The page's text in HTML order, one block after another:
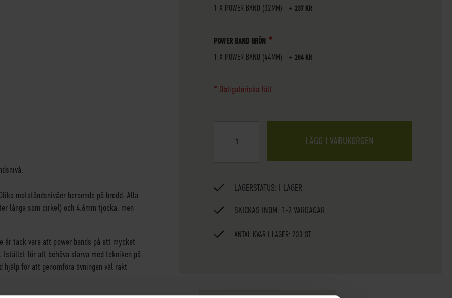
1 X POWER BAND (32MM)
+ 237 KR
POWER BAND GRÖN
1 X POWER BAND (44MM)
+ 284 KR
* Obligatoriska fält
LÄGG I VARUKORGEN
LAGERSTATUS: I LAGER
SKICKAS INOM: 1-2 VARDAGAR
ANTAL KVAR I LAGER: 233 ST
motståndsnivåer beroende på bredd. Alla
långa som cirkel) och 4.6mm tjocka, men
år tack vare att power bands på ett mycket
för att behöva slarva med tekniken på
hjälp för att genomföra övningen väl rakt